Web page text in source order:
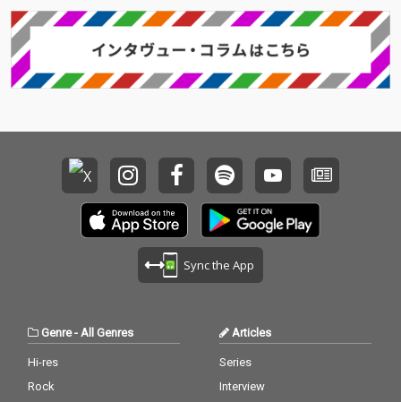
Sync the App
Genre- All Genres
Hi-res
Rock
Articles
Series
Interview